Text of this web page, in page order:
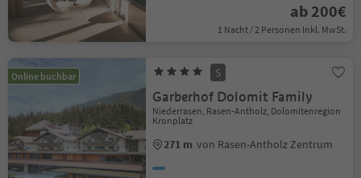
ab 200€
1 Nacht / 2 Personen Inkl. MwSt.
Online buchbar S
Garberhof Dolomit Family
Niederrasen, Rasen-Antholz, Dolomitenregion
Kronplatz
271 m von Rasen-Antholz Zentrum